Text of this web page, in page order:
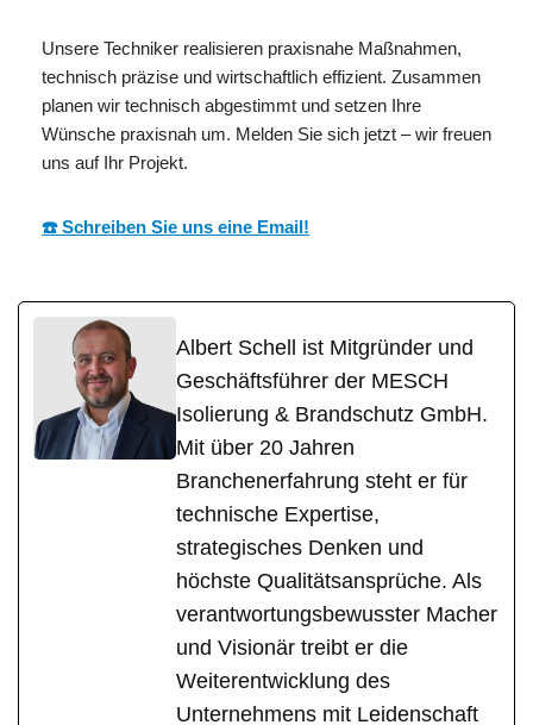
Unsere Techniker realisieren praxisnahe Maßnahmen,
technisch präzise und wirtschaftlich effizient. Zusammen
planen wir technisch abgestimmt und setzen Ihre
Wünsche praxisnah um. Melden Sie sich jetzt – wir freuen
uns auf Ihr Projekt.
☎️ Schreiben Sie uns eine Email!
Albert Schell ist Mitgründer und
Geschäftsführer der MESCH
Isolierung & Brandschutz GmbH.
Mit über 20 Jahren
Branchenerfahrung steht er für
technische Expertise,
strategisches Denken und
höchste Qualitätsansprüche. Als
verantwortungsbewusster Macher
und Visionär treibt er die
Weiterentwicklung des
Unternehmens mit Leidenschaft